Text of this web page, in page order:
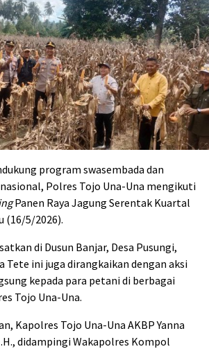
program swasembada dan
Polres Tojo Una-Una mengikuti
Panen Raya Jagung Serentak Kuartal
(16/5/2026).
di Dusun Banjar, Desa Pusungi,
Tete ini juga dirangkaikan dengan aksi
kepada para petani di berbagai
Tojo Una-Una.
Kapolres Tojo Una-Una AKBP Yanna
didampingi Wakapolres Kompol